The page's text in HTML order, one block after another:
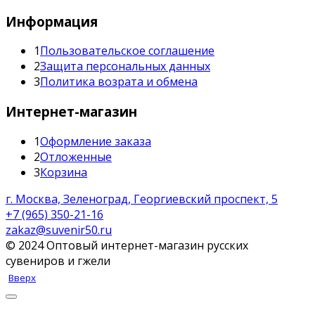
Информация
1Пользовательское соглашение
2Защита персональных данных
3Политика возрата и обмена
Интернет-магазин
1Оформление заказа
2Отложенные
3Корзина
г. Москва, Зеленоград, Георгиевский проспект, 5
+7 (965) 350-21-16
zakaz@suvenir50.ru
© 2024 Оптовый интернет-магазин русских
сувениров и гжели
Вверх